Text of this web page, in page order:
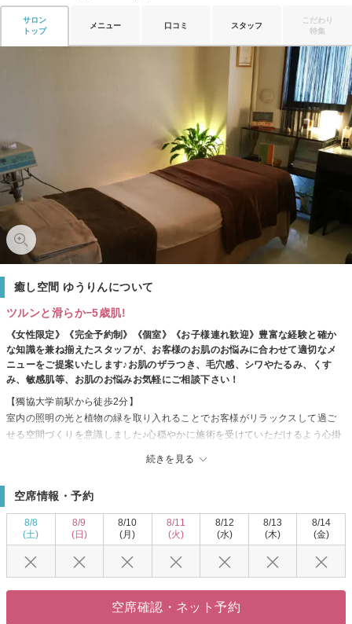
サロン
トップ
メニュー 口コミ スタッフ
こだわり
特集
癒し空間 ゆうりんについて
ツルンと滑らか−5歳肌!
《女性限定》《完全予約制》《個室》《お子様連れ歓迎》豊富な経験と確か
な知識を兼ね揃えたスタッフが、お客様のお肌のお悩みに合わせて適切なメ
ニューをご提案いたします♪お肌のザラつき、毛穴感、シワやたるみ、くす
み、敏感肌等、お肌のお悩みお気軽にご相談下さい！
続きを見る
【獨協大学前駅から徒歩2分】
室内の照明の光と植物の緑を取り入れることでお客様がリラックスして過ご
せる空間づくりを意識しました♪心穏やかに施術を受けていただけるよう心掛
グケアを行うコースが特に人気です！！特にシミ、シワ、タルミ、乾燥が気
になる方、是非お試し下さい♪
毛穴の黒ずみやざらつきが気になる方には洗浄コースがお勧めです！！
ングした上でお客様に合ったコースをご提案させて頂きます。施術前後には
のお肌を見て”こんなにきれいになったの！？”という驚きの声や喜びの声も多
く頂いております☆また、取れた毛穴の汚れもお見せしますよッ！
空席情報・予約
8/8
(土)
8/9
(日)
8/10
(月)
8/11
(火)
8/12
(水)
8/13
(木)
8/14
(金)
空席確認・ネット予約